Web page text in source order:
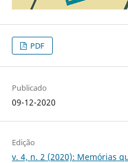
PDF
Publicado
09-12-2020
Edição
v. 4, n. 2 (2020): Memórias